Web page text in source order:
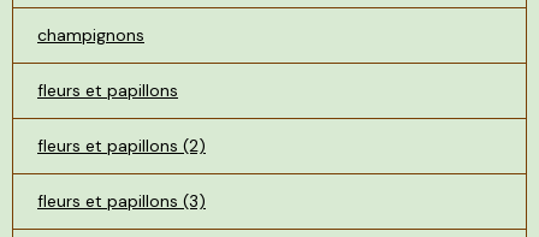
champignons
fleurs et papillons
fleurs et papillons (2)
fleurs et papillons (3)